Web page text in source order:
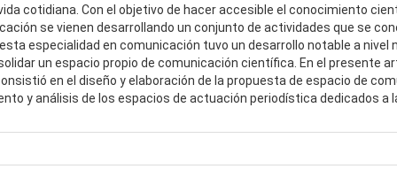
cotidiana. Con el objetivo de hacer accesible el conocimiento
se vienen desarrollando un conjunto de actividades que se
especialidad en comunicación tuvo un desarrollo notable a nivel
un espacio propio de comunicación científica. En el presente
en el diseño y elaboración de la propuesta de espacio de
y análisis de los espacios de actuación periodística dedicados